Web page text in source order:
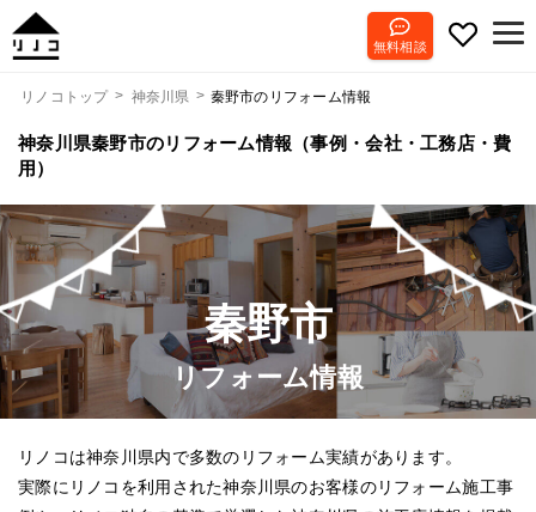
無料相談
リノコトップ 神奈川県 秦野市のリフォーム情報
神奈川県秦野市のリフォーム情報（事例・会社・工務店・費
用）
秦野市
リフォーム情報
リノコは神奈川県内で多数のリフォーム実績があります。
実際にリノコを利用された神奈川県のお客様のリフォーム施工事